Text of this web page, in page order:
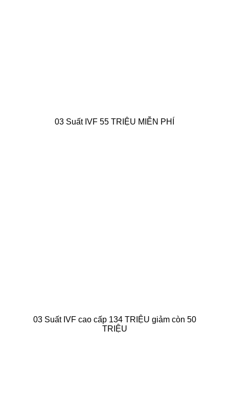
03 Suất IVF 55 TRIỆU MIỄN PHÍ
03 Suất IVF cao cấp 134 TRIỆU giảm còn 50
TRIỆU